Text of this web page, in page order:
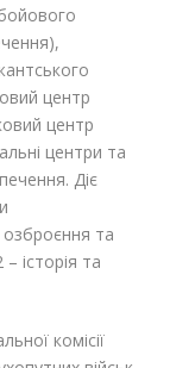
бойового
центр
центр
центри та
Діє
та
історія та
комісії